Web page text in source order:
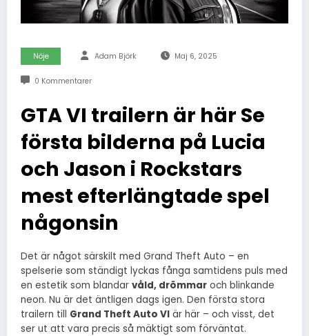
Nöje Adam Björk Maj 6, 2025
0 Kommentarer
GTA VI trailern är här Se
första bilderna på Lucia
och Jason i Rockstars
mest efterlängtade spel
någonsin
Det är något särskilt med Grand Theft Auto – en
spelserie som ständigt lyckas fånga samtidens puls med
en estetik som blandar våld, drömmar och blinkande
neon. Nu är det äntligen dags igen. Den första stora
trailern till Grand Theft Auto VI är här – och visst, det
ser ut att vara precis så mäktigt som förväntat.